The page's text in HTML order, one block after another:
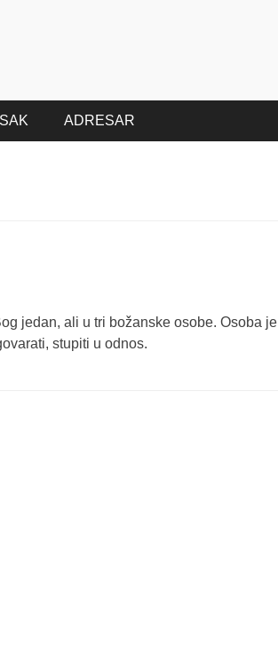
ADRESAR
jedan, ali u tri božanske osobe. Osoba je
stupiti u odnos.